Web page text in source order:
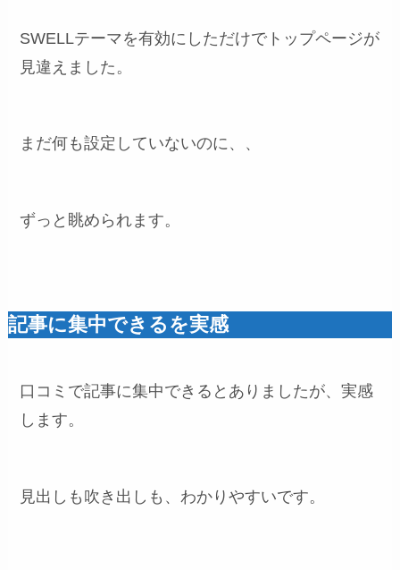
SWELLテーマを有効にしただけでトップページが
見違えました。
まだ何も設定していないのに、、
ずっと眺められます。
記事に集中できるを実感
口コミで記事に集中できるとありましたが、実感
します。
見出しも吹き出しも、わかりやすいです。